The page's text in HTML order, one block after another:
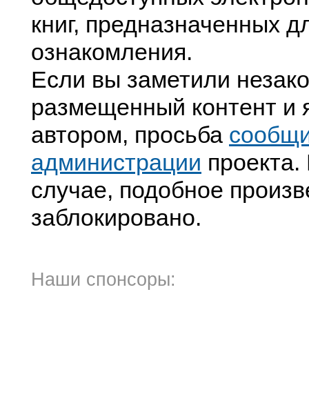
книг, предназначенных
ознакомления.
Если вы заметили
размещенный контент и
автором, просьба
администрации
случае, подобное
заблокировано.
Наши спонсоры: